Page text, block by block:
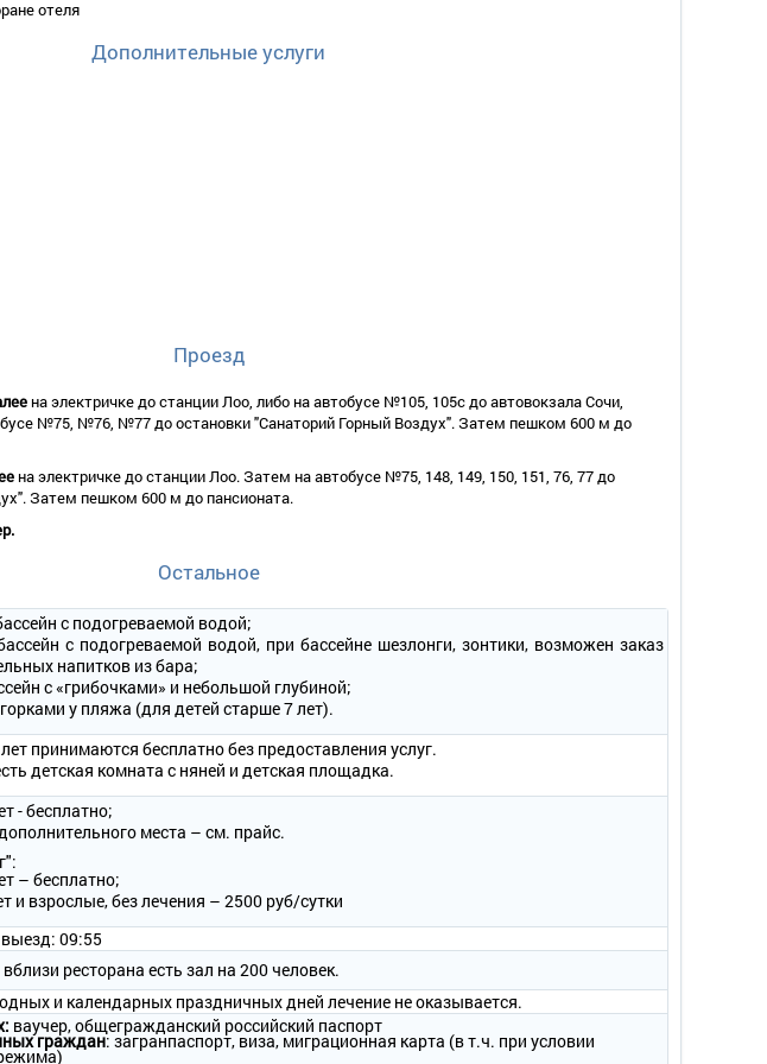
ванна или душевая кабина, полотенца.
балкона (корп. А, Г)
раскладное кресло).
или море.
или две односпальная кровать, прикроватные тумбочки, шкаф, туалетный столик,
обувница или подставка в зоне прихожей.
кондиционер, настенные светильники.
ванна или душевая кабина, полотенца.
(корп. Б)
раскладное кресло).
или две односпальная кровать, прикроватные тумбочки, шкаф, туалетный столик,
диван, стаканы и графин, обувница или подставка в зоне прихожей.
кондиционер, телефон, настенные светильники.
ванна или душевая кабина, полотенца, фен.
(корп. Б)
мягкий диван).
прикроватные тумбочки, шкаф, тумба под телевизор, зеркало, стулья, мягкая мебель
и графин, барная стойка, обувница или подставка в зоне прихожей.
кондиционер, телефон, настенные светильники.
ванна-джакузи, полотенца, фен.
отеля
Дополнительные услуги
Проезд
на электричке до станции Лоо, либо на автобусе №105, 105c до автовокзала Сочи,
№75, №76, №77 до остановки "Санаторий Горный Воздух". Затем пешком 600 м до
на электричке до станции Лоо. Затем на автобусе №75, 148, 149, 150, 151, 76, 77 до
Затем пешком 600 м до пансионата.
Остальное
с подогреваемой водой;
с подогреваемой водой, при бассейне шезлонги, зонтики, возможен заказ
напитков из бара;
с «грибочками» и небольшой глубиной;
у пляжа (для детей старше 7 лет).
принимаются бесплатно без предоставления услуг.
детская комната с няней и детская площадка.
- бесплатно;
места – см. прайс.
– бесплатно;
и взрослые, без лечения – 2500 руб/сутки
09:55
ресторана есть зал на 200 человек.
и календарных праздничных дней лечение не оказывается.
ваучер, общегражданский российский паспорт
граждан: загранпаспорт, виза, миграционная карта (в т.ч. при условии